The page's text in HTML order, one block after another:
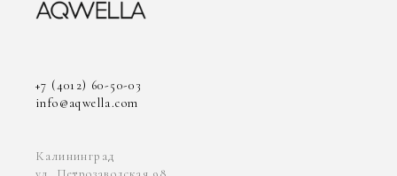
+7 (4012) 60-50-03
info@aqwella.com
Калининград